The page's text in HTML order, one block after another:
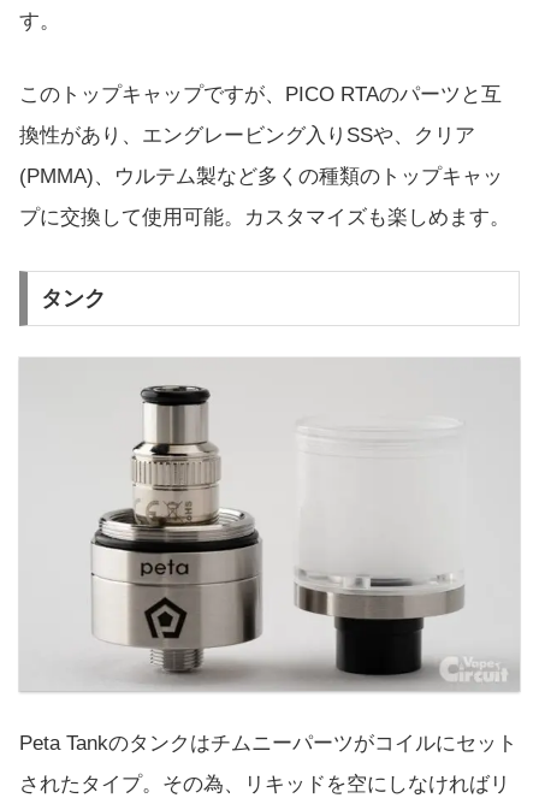
す。
このトップキャップですが、PICO RTAのパーツと互
換性があり、エングレービング入りSSや、クリア
(PMMA)、ウルテム製など多くの種類のトップキャッ
プに交換して使用可能。カスタマイズも楽しめます。
タンク
Peta Tankのタンクはチムニーパーツがコイルにセット
されたタイプ。その為、リキッドを空にしなければリ